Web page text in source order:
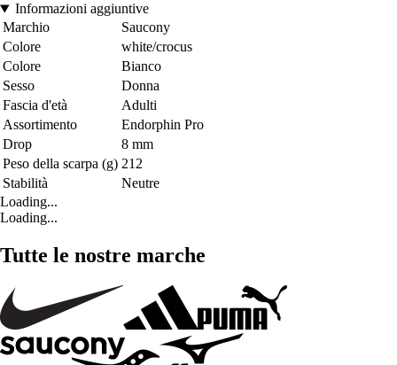
Informazioni aggiuntive
Marchio
Saucony
Colore
white/crocus
Colore
Bianco
Sesso
Donna
Fascia d'età
Adulti
Assortimento
Endorphin Pro
Drop
8 mm
Peso della scarpa (g) 212
Stabilità
Neutre
Loading...
Loading...
Tutte le nostre marche